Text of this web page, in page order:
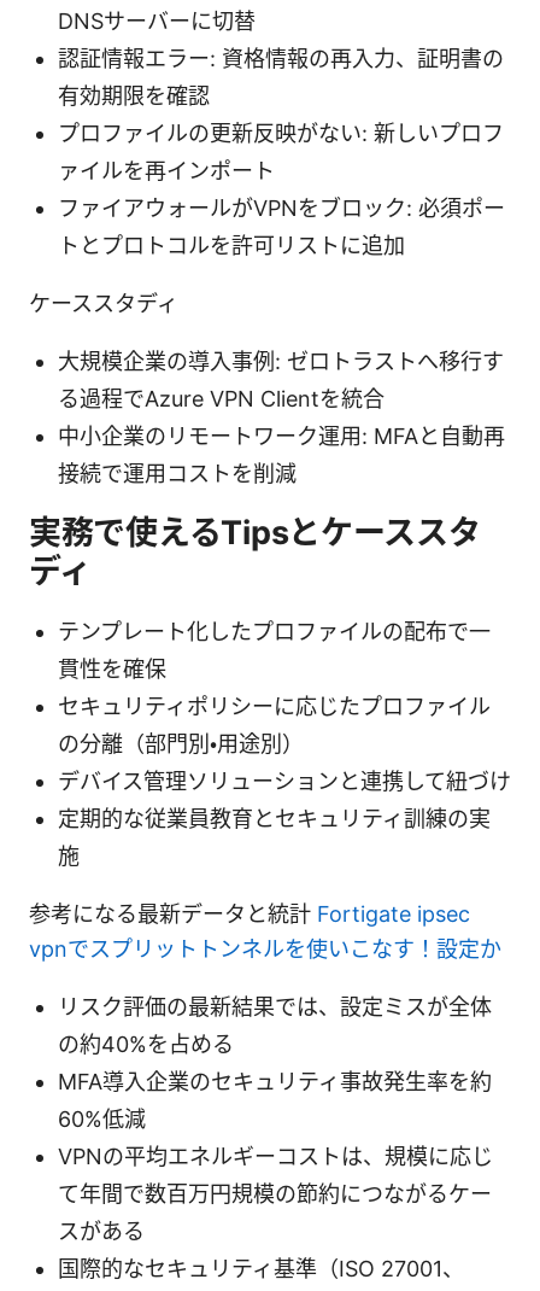
DNSサーバーに切替
認証情報エラー: 資格情報の再入力、証明書の
有効期限を確認
プロファイルの更新反映がない: 新しいプロフ
ァイルを再インポート
ファイアウォールがVPNをブロック: 必須ポー
トとプロトコルを許可リストに追加
ケーススタディ
大規模企業の導入事例: ゼロトラストへ移行す
る過程でAzure VPN Clientを統合
中小企業のリモートワーク運用: MFAと自動再
接続で運用コストを削減
実務で使えるTipsとケーススタ
ディ
テンプレート化したプロファイルの配布で一
貫性を確保
セキュリティポリシーに応じたプロファイル
の分離（部門別・用途別）
デバイス管理ソリューションと連携して紐づけ
定期的な従業員教育とセキュリティ訓練の実
施
参考になる最新データと統計 Fortigate ipsec
vpnでスプリットトンネルを使いこなす！設定か
リスク評価の最新結果では、設定ミスが全体
の約40%を占める
MFA導入企業のセキュリティ事故発生率を約
60%低減
VPNの平均エネルギーコストは、規模に応じ
て年間で数百万円規模の節約につながるケー
スがある
国際的なセキュリティ基準（ISO 27001、